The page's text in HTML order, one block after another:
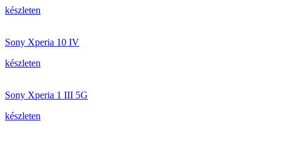
készleten
Sony Xperia 10 IV
készleten
Sony Xperia 1 III 5G
készleten